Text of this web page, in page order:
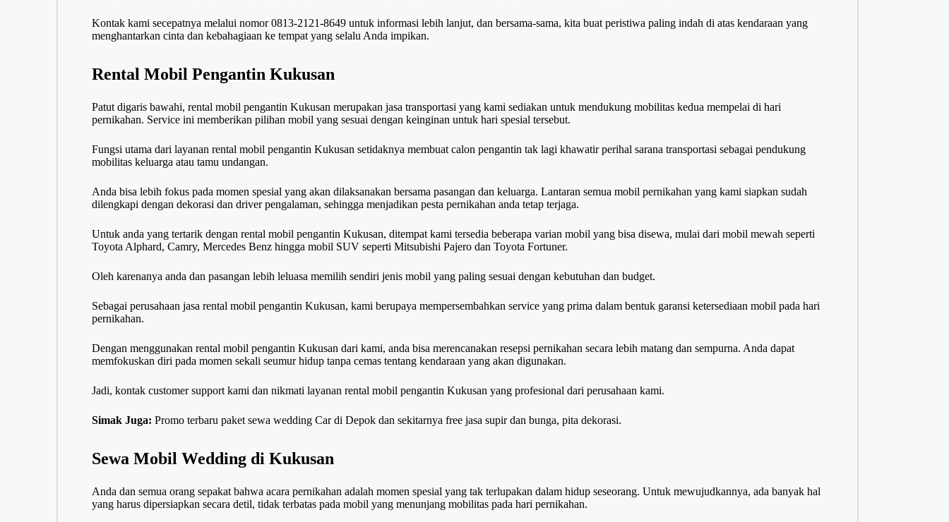
Kontak kami secepatnya melalui nomor0813-2121-8649untuk informasi lebih lanjut, dan bersama-sama, kita buat peristiwa paling indah di atas kendaraan yang
menghantarkan cinta dan kebahagiaan ke tempat yang selalu Anda impikan.
Rental Mobil Pengantin Kukusan
Patut digaris bawahi, rental mobil pengantin Kukusan merupakan jasa transportasi yang kami sediakan untuk mendukung mobilitas kedua mempelai di hari
pernikahan. Service ini memberikan pilihan mobil yang sesuai dengan keinginan untuk hari spesial tersebut.
Fungsi utama dari layanan rental mobil pengantin Kukusan setidaknya membuat calon pengantin tak lagi khawatir perihal sarana transportasi sebagai pendukung
mobilitas keluarga atau tamu undangan.
Anda bisa lebih fokus pada momen spesial yang akan dilaksanakan bersama pasangan dan keluarga. Lantaran semua mobil pernikahan yang kami siapkan sudah
dilengkapi dengan dekorasi dan driver pengalaman, sehingga menjadikan pesta pernikahan anda tetap terjaga.
Untuk anda yang tertarik dengan rental mobil pengantin Kukusan, ditempat kami tersedia beberapa varian mobil yang bisa disewa, mulai dari mobil mewah seperti
Toyota Alphard, Camry, Mercedes Benz hingga mobil SUV seperti Mitsubishi Pajero dan Toyota Fortuner.
Oleh karenanya anda dan pasangan lebih leluasa memilih sendiri jenis mobil yang paling sesuai dengan kebutuhan dan budget.
Sebagai perusahaan jasa rental mobil pengantin Kukusan, kami berupaya mempersembahkan service yang prima dalam bentuk garansi ketersediaan mobil pada hari
pernikahan.
Dengan menggunakan rental mobil pengantin Kukusan dari kami, anda bisa merencanakan resepsi pernikahan secara lebih matang dan sempurna. Anda dapat
memfokuskan diri pada momen sekali seumur hidup tanpa cemas tentang kendaraan yang akan digunakan.
Jadi, kontak customer support kami dan nikmati layanan rental mobil pengantin Kukusan yang profesional dari perusahaan kami.
Simak Juga: Promo terbaru paket sewa wedding Car di Depok dan sekitarnya free jasa supir dan bunga, pita dekorasi.
Sewa Mobil Wedding di Kukusan
Anda dan semua orang sepakat bahwa acara pernikahan adalah momen spesial yang tak terlupakan dalam hidup seseorang. Untuk mewujudkannya, ada banyak hal
yang harus dipersiapkan secara detil, tidak terbatas pada mobil yang menunjang mobilitas pada hari pernikahan.